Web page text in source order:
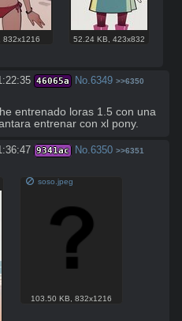
,832x1216 52.24 KB, 423x832
46065a No. 6349 >>6350
entrenado loras 1.5 con una
entrenar con xl pony.
9341ac No. 6350 >>6351
soso.jpeg
103.50 KB 832x1216